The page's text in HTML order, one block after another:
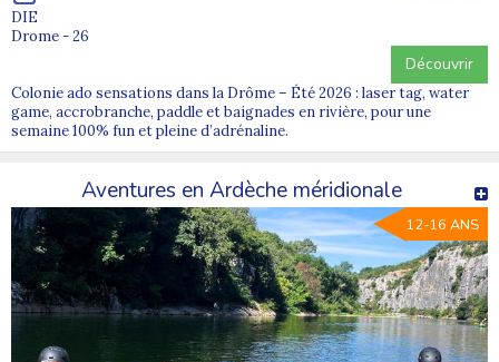
DIE
Drome - 26
Découvrir
Colonie ado sensations dans la Drôme – Été 2026 : laser tag, water
game, accrobranche, paddle et baignades en rivière, pour une
semaine 100% fun et pleine d’adrénaline.
Aventures en Ardèche méridionale
12-16 ANS